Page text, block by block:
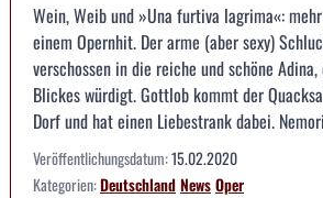
Wein, Weib und »Una furtiva lagrima«:
einem Opernhit. Der arme (aber sexy)
verschossen in die reiche und schöne
Blickes würdigt. Gottlob kommt der
Dorf und hat einen Liebestrank dabei.
Veröffentlichungsdatum:15.02.2020
Kategorien:DeutschlandNewsOper